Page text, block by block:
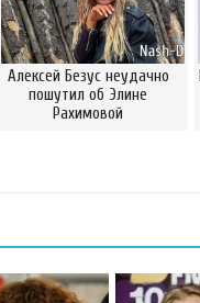
Алексей Безус неудачно
пошутил об Элине
Рахимовой